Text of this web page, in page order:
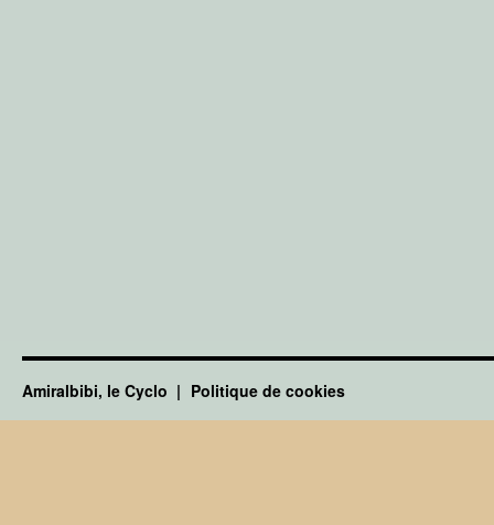
Amiralbibi, le Cyclo Politique de cookies